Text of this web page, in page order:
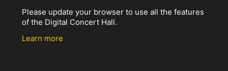
Please update your browser to use all the features
of the Digital Concert Hall.
Learn more